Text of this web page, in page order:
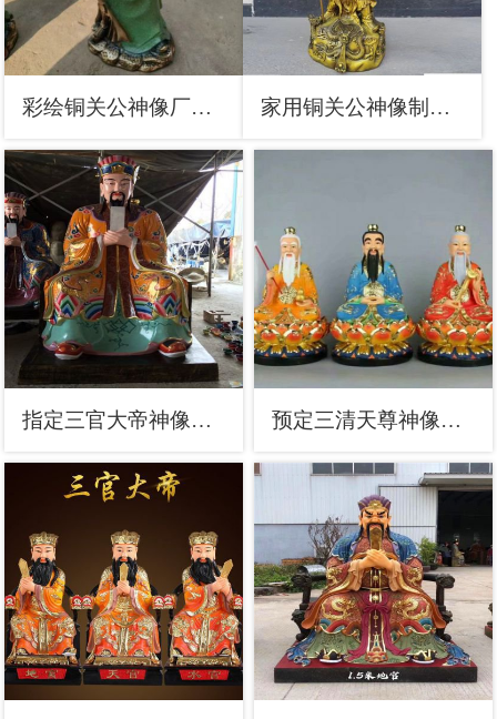
彩绘铜关公神像厂，彩绘工艺，家用铜关公神像厂 家用铜关公神像制作，铸铜工艺，大型铜关公神像加工
指定三官大帝神像，彩绘佛像，彩绘三官大帝神像厂家 预定三清天尊神像，现代工艺，彩绘三清天尊神像生产